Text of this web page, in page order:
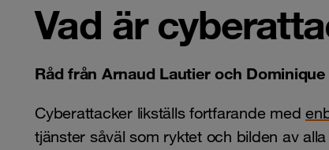
Vad är
Råd från Arnaud Lautier och
Cyberattacker likställs fortfarande med
tjänster såväl som ryktet och bilden av